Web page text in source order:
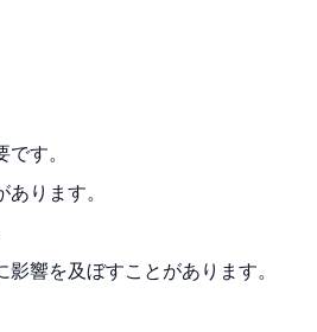
す。
ります。
響を及ぼすことがあります。